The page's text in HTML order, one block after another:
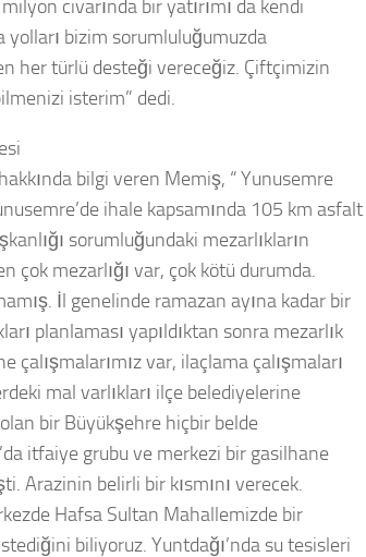
civarında bir yatırımı da kendi
yolları bizim sorumluluğumuzda
her türlü desteği vereceğiz. Çiftçimizin
isterim” dedi.
bilgi veren Memiş, “ Yunusemre
ihale kapsamında 105 km asfalt
sorumluğundaki mezarlıkların
çok mezarlığı var, çok kötü durumda.
İl genelinde ramazan ayına kadar bir
planlaması yapıldıktan sonra mezarlık
çalışmalarımız var, ilaçlama çalışmaları
mal varlıkları ilçe belediyelerine
bir Büyükşehre hiçbir belde
itfaiye grubu ve merkezi bir gasilhane
Arazinin belirli bir kısmını verecek.
Hafsa Sultan Mahallemizde bir
biliyoruz. Yuntdağı’nda su tesisleri